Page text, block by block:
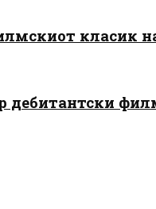
класик
дебитантски